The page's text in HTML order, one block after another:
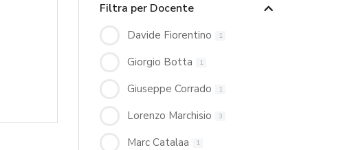
Filtra per Docente
Davide Fiorentino 1
Giorgio Botta 1
Giuseppe Corrado 1
Lorenzo Marchisio 3
Marc Catalaa 1